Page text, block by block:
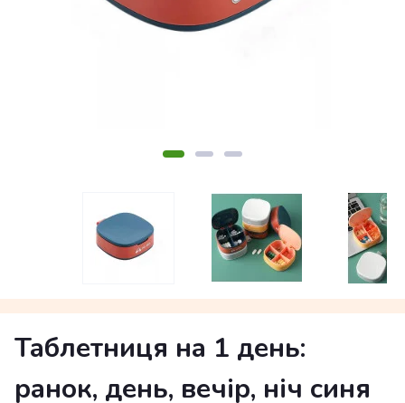
Таблетниця на 1 день:
ранок, день, вечір, ніч синя